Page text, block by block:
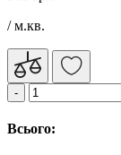
/ м.кв.
Всього: